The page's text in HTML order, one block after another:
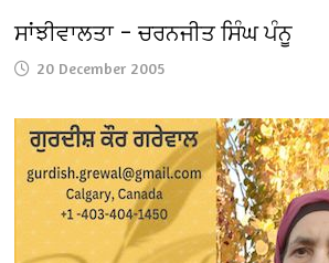
ਸਾਂਝੀਵਾਲਤਾ – ਚਰਨਜੀਤ ਸਿੰਘ ਪੰਨੂ
20 December 2005